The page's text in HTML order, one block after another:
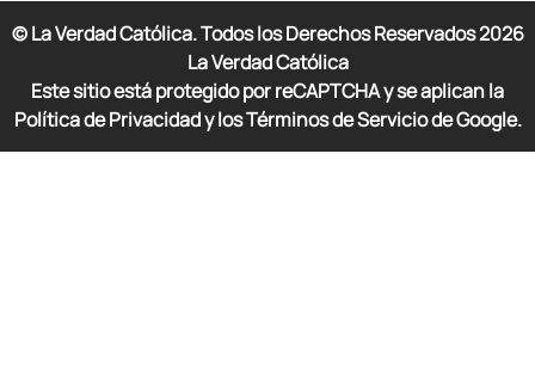
© La Verdad Católica. Todos los Derechos Reservados2026
La Verdad Católica
Este sitio está protegido por reCAPTCHA y se aplican la
Política de Privacidad y los Términos de Servicio de Google.